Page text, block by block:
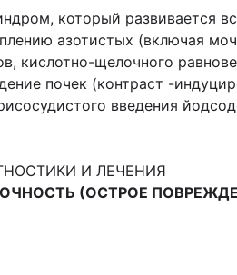
который развивается
азотистых (включая
кислотно-щелочного
почек (контраст -
введения
И ЛЕЧЕНИЯ
(ОСТРОЕ